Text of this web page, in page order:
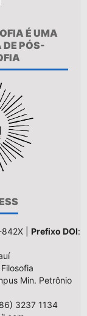
É UMA
DE PÓS-
| Prefixo DOI:
Min. Petrônio
3237 1134